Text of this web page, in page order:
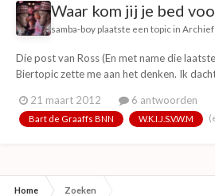
Waar kom jij je bed
samba-boy plaatste een topic in
Díe post van Ross (En met name die
Biertopic zette me aan het denken. Ik
voor datgene wat ze hem zelf destijds
http://www.youtube.com/
21 maart 2012 6 antwoorden
Bart de Graaffs BNN W.K.I.J.S.V.W.M
Home Zoeken